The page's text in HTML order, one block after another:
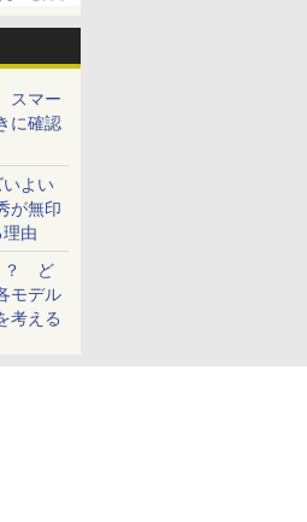
スマー
に確認
いよい
が無印
理由
？ ど
モデル
考える